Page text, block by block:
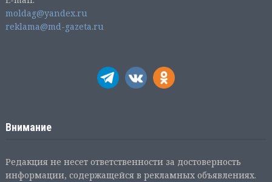
moldag@yandex.ru
reklama@md-gazeta.ru
Внимание
Редакция не несет ответственности за достоверность
информации, содержащейся в рекламных объявлениях.